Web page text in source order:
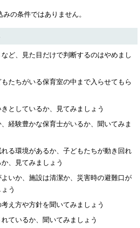
の条件ではありません。
ど、見た目だけで判断するのはやめまし
たちがいる保育室の中まで入らせてもら
としているか、見てみましょう
経験豊かな保育士がいるか、聞いてみま
る環境があるか、子どもたちが動き回れ
、見てみましょう
いか、施設は清潔か、災害時の避難口が
う
え方や方針を聞いてみましょう
ているか、聞いてみましょう